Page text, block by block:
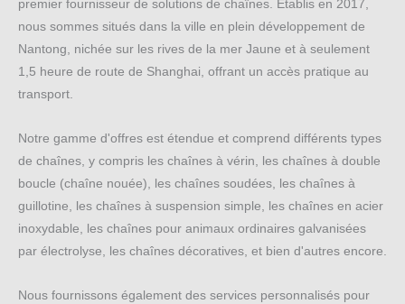
premier fournisseur de solutions de chaînes. Établis en 2017,
nous sommes situés dans la ville en plein développement de
Nantong, nichée sur les rives de la mer Jaune et à seulement
1,5 heure de route de Shanghai, offrant un accès pratique au
transport.
Notre gamme d'offres est étendue et comprend différents types
de chaînes, y compris les chaînes à vérin, les chaînes à double
boucle (chaîne nouée), les chaînes soudées, les chaînes à
guillotine, les chaînes à suspension simple, les chaînes en acier
inoxydable, les chaînes pour animaux ordinaires galvanisées
par électrolyse, les chaînes décoratives, et bien d'autres encore.
Nous fournissons également des services personnalisés pour